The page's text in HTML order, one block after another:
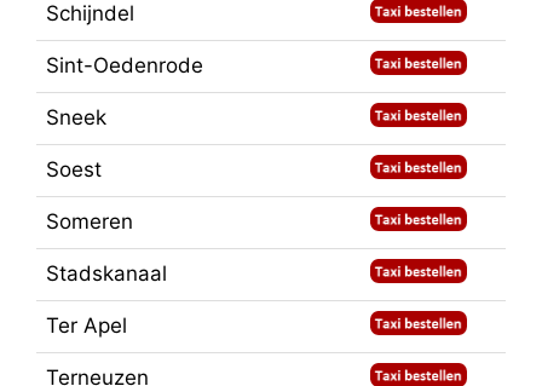
Schijndel
Sint-Oedenrode
Sneek
Soest
Someren
Stadskanaal
Ter Apel
Terneuzen